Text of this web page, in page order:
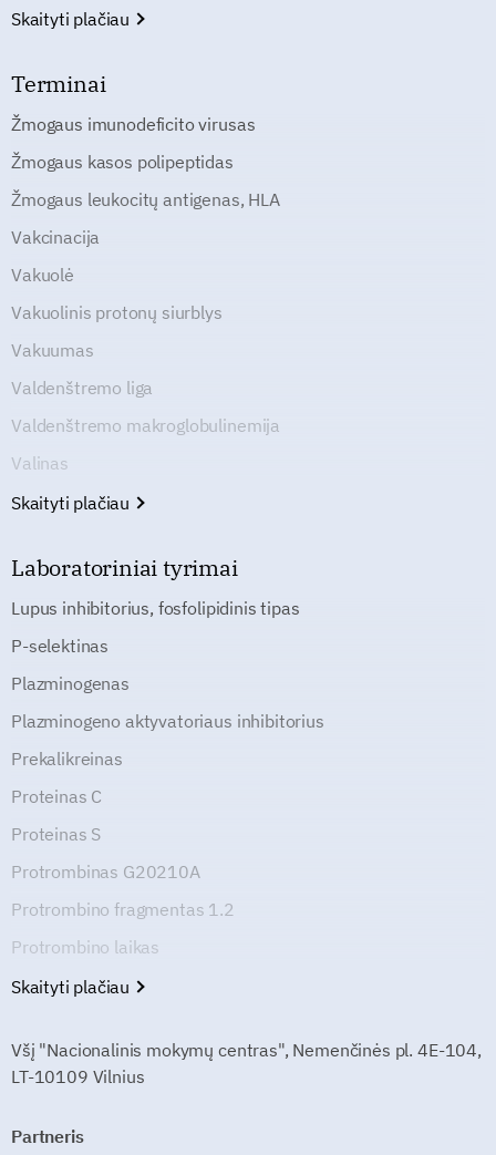
Skaityti plačiau
Terminai
Žmogaus imunodeficito virusas
Žmogaus kasos polipeptidas
Žmogaus leukocitų antigenas, HLA
Vakcinacija
Vakuolė
Vakuolinis protonų siurblys
Vakuumas
Valdenštremo liga
Valdenštremo makroglobulinemija
Valinas
Skaityti plačiau
Laboratoriniai tyrimai
Lupus inhibitorius, fosfolipidinis tipas
P-selektinas
Plazminogenas
Plazminogeno aktyvatoriaus inhibitorius
Prekalikreinas
Proteinas C
Proteinas S
Protrombinas G20210A
Protrombino fragmentas 1.2
Protrombino laikas
Skaityti plačiau
Všį "Nacionalinis mokymų centras", Nemenčinės pl. 4E-104,
LT-10109 Vilnius
Partneris